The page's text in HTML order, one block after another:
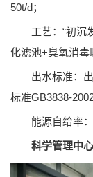
50t/d；
工艺：“初沉发
化滤池+臭氧消毒
出水标准：出
标准GB3838-2002
能源自给率：
科学管理中心